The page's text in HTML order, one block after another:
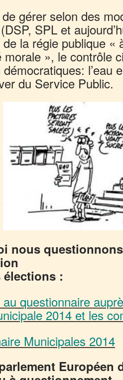
gérer selon des
SPL et
la régie publique «
morale », le contrôle
l’eau
du Service Public.
nous
:
questionnaire
2014 et les
Municipales 2014
Européen